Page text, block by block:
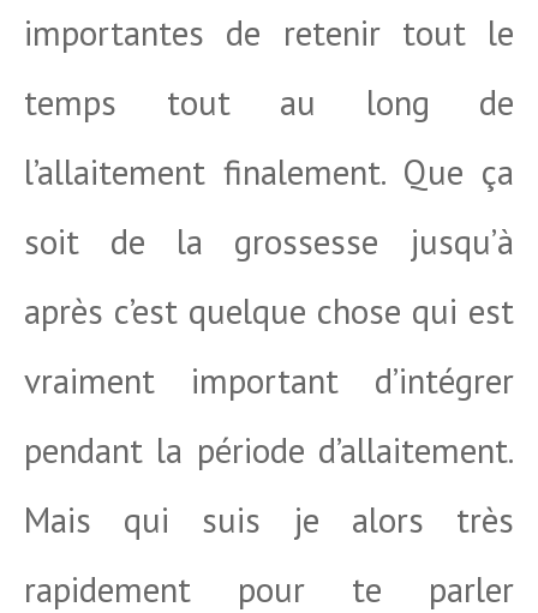
importantes de retenir tout le
temps tout au long de
l’allaitement finalement. Que ça
soit de la grossesse jusqu’à
après c’est quelque chose qui est
vraiment important d’intégrer
pendant la période d’allaitement.
Mais qui suis je alors très
rapidement pour te parler